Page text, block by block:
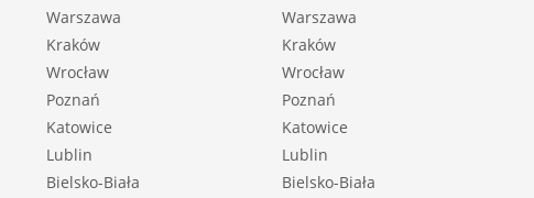
Warszawa
Kraków
Wrocław
Poznań
Katowice
Lublin
Bielsko-Biała
Warszawa
Kraków
Wrocław
Poznań
Katowice
Lublin
Bielsko-Biała